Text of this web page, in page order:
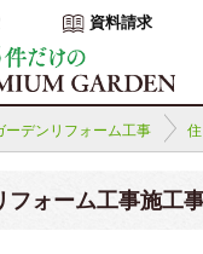
資料請求
ーデンリフォーム工事
フォーム工事施工